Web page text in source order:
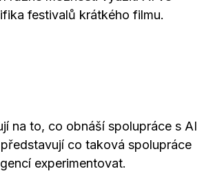
festivalů krátkého filmu.
na to, co obnáší spolupráce s AI
co taková spolupráce
experimentovat.